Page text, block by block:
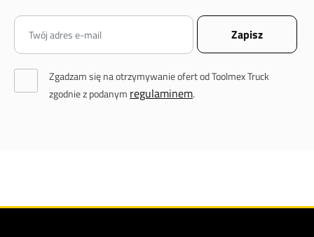
Zgadzam się na otrzymywanie ofert od Toolmex Truck
zgodnie z podanym regulaminem.